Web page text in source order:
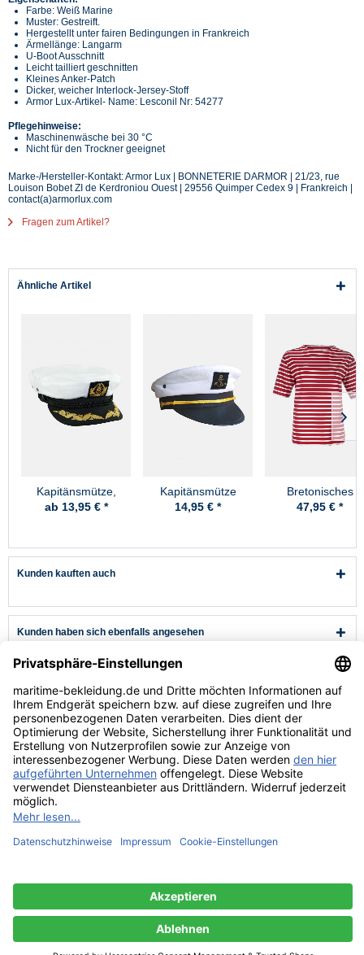
Farbe: Weiß Marine
Muster: Gestreift.
Hergestellt unter fairen Bedingungen in Frankreich
Ärmellänge: Langarm
U-Boot Ausschnitt
Leicht tailliert geschnitten
Kleines Anker-Patch
Dicker, weicher Interlock-Jersey-Stoff
Armor Lux-Artikel- Name: Lesconil Nr: 54277
Pflegehinweise:
Maschinenwäsche bei 30 °C
Nicht für den Trockner geeignet
Marke-/Hersteller-Kontakt: Armor Lux | BONNETERIE DARMOR | 21/23, rue
Louison Bobet ZI de Kerdroniou Ouest | 29556 Quimper Cedex 9 | Frankreich |
contact(a)armorlux.com
Fragen zum Artikel?
Ähnliche Artikel
Kapitänsmütze,
Premium
ab 13,95 € *
Kapitänsmütze
14,95 € *
Bretonisches
Fischerhemd
47,95 € *
Kunden kauften auch
Kunden haben sich ebenfalls angesehen
Kundenservice
Hilfe & Infos
Rechtliches
* Alle Preise verstehen sich inkl. Mehrwertsteuer und zzgl.Versandkosten
** Niedrigster Gesamtpreis der letzten 30 Tage vor der Preisermäßigung.
Versandkosten Lieferzeiten Zahlungsarten Rücksendung
Kontakt Impressum